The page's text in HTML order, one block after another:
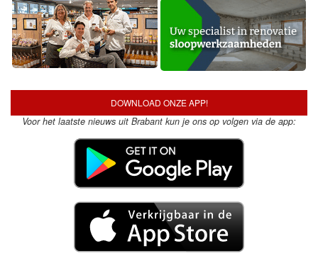
DOWNLOAD ONZE APP!
Voor het laatste nieuws uit Brabant kun je ons op volgen via de app: